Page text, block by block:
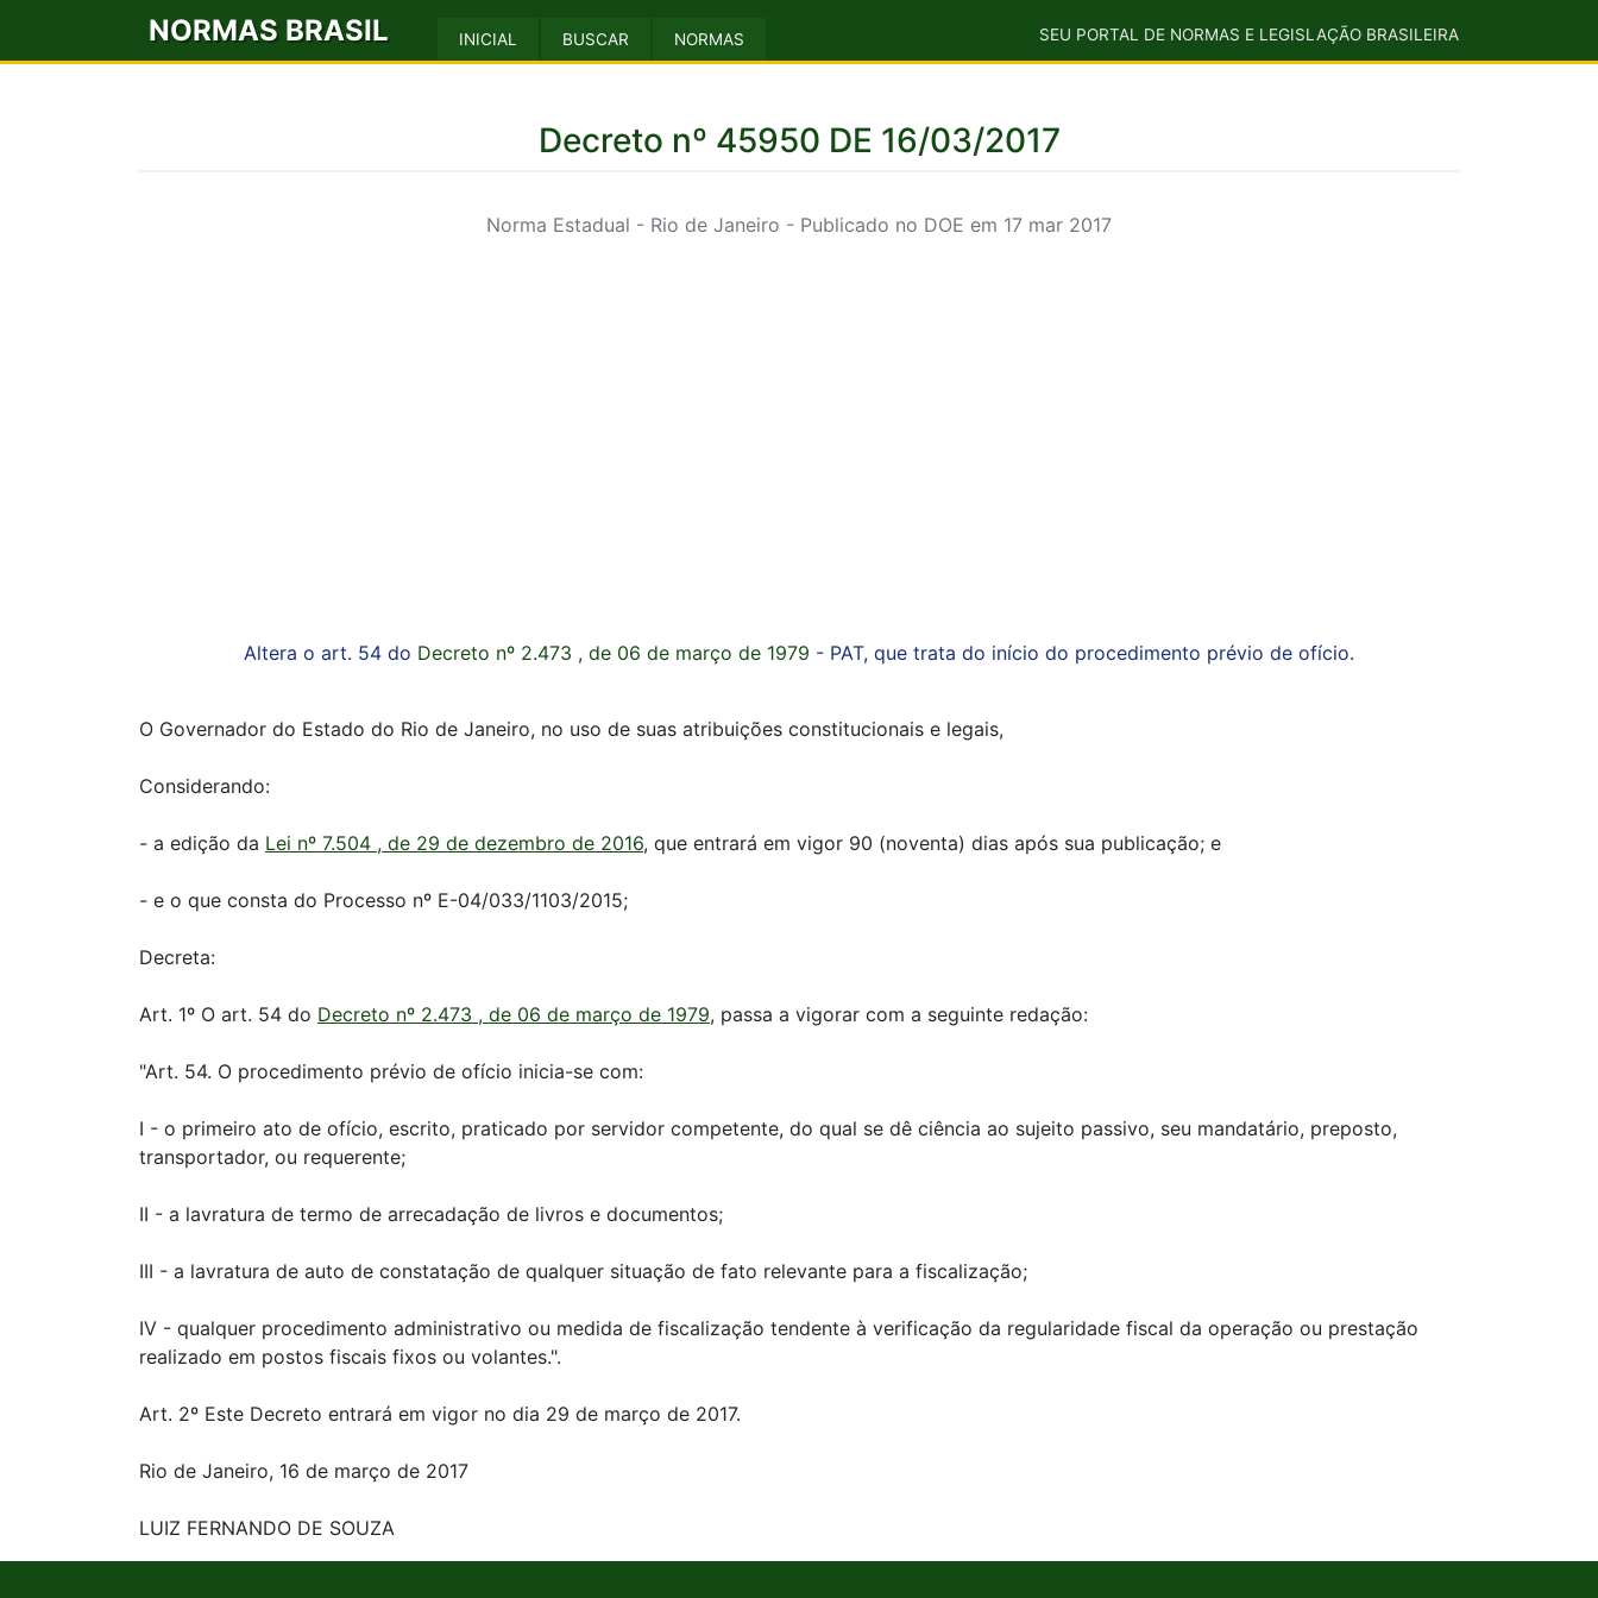
NORMAS BRASIL INICIAL BUSCAR NORMAS SEU PORTAL DE NORMAS E LEGISLAÇÃO BRASILEIRA
Decreto nº 45950 DE 16/03/2017
Norma Estadual - Rio de Janeiro - Publicado no DOE em 17 mar 2017
Altera o art. 54 do Decreto nº 2.473 , de 06 de março de 1979 - PAT, que trata do início do procedimento prévio de ofício.
O Governador do Estado do Rio de Janeiro, no uso de suas atribuições constitucionais e legais,
Considerando:
- a edição da Lei nº 7.504 , de 29 de dezembro de 2016, que entrará em vigor 90 (noventa) dias após sua publicação; e
- e o que consta do Processo nº E-04/033/1103/2015;
Decreta:
Art. 1º O art. 54 do Decreto nº 2.473 , de 06 de março de 1979, passa a vigorar com a seguinte redação:
"Art. 54. O procedimento prévio de ofício inicia-se com:
I - o primeiro ato de ofício, escrito, praticado por servidor competente, do qual se dê ciência ao sujeito passivo, seu mandatário, preposto,
transportador, ou requerente;
II - a lavratura de termo de arrecadação de livros e documentos;
III - a lavratura de auto de constatação de qualquer situação de fato relevante para a fiscalização;
IV - qualquer procedimento administrativo ou medida de fiscalização tendente à verificação da regularidade fiscal da operação ou prestação
realizado em postos fiscais fixos ou volantes.".
Art. 2º Este Decreto entrará em vigor no dia 29 de março de 2017.
Rio de Janeiro, 16 de março de 2017
LUIZ FERNANDO DE SOUZA